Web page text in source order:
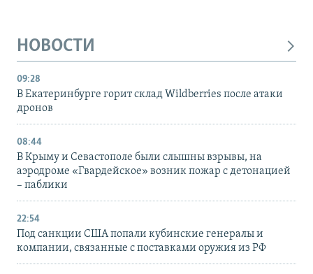
НОВОСТИ
09:28
В Екатеринбурге горит склад Wildberries после атаки
дронов
08:44
В Крыму и Севастополе были слышны взрывы, на
аэродроме «Гвардейское» возник пожар с детонацией
– паблики
22:54
Под санкции США попали кубинские генералы и
компании, связанные с поставками оружия из РФ